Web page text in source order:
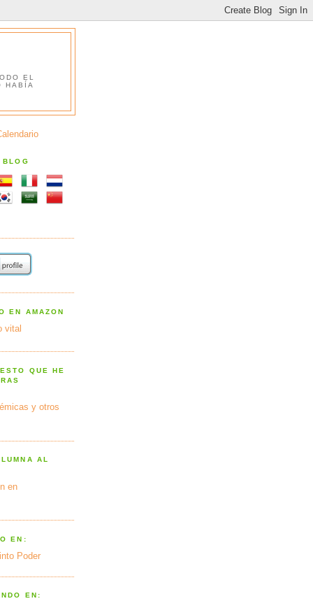
EL
HABÍA
BLOG
EN AMAZON
vital
QUE HE
y otros
AL
en
EN:
Poder
EN: